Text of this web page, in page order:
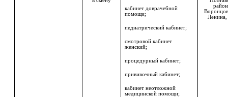
кабинет доврачебной
помощи;
педиатрический кабинет;
смотровой кабинет
женский;
процедурный кабинет;
прививочный кабинет;
кабинет неотложной
медицинской помощи;